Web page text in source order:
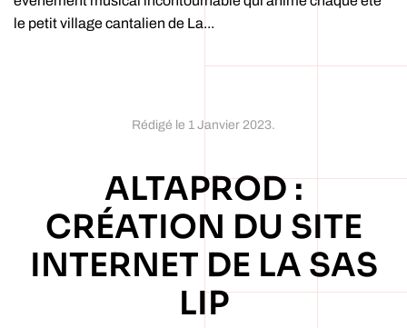
le petit village cantalien de La...
Rédigé le 1 Janvier 2023.
ALTAPROD :
CRÉATION DU SITE
INTERNET DE LA SAS
LIP